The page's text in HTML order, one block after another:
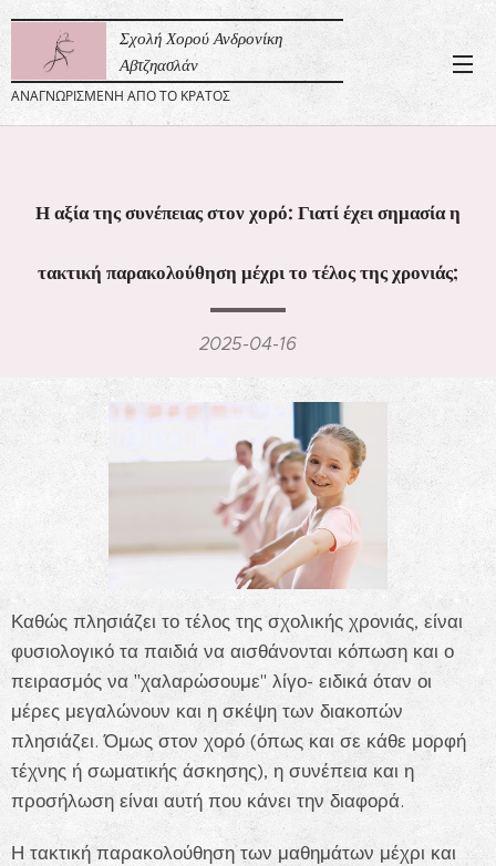
Σχολή Χορού Ανδρονίκη
Αβτζηασλάν
ΑΝΑΓΝΩΡΙΣΜΕΝΗ ΑΠΟ ΤΟ ΚΡΑΤΟΣ
Η αξία της συνέπειας στον χορό: Γιατί έχει σημασία η
τακτική παρακολούθηση μέχρι το τέλος της χρονιάς;
2025-04-16
Καθώς πλησιάζει το τέλος της σχολικής χρονιάς, είναι
φυσιολογικό τα παιδιά να αισθάνονται κόπωση και ο
πειρασμός να ¨"χαλαρώσουμε" λίγο- ειδικά όταν οι
μέρες μεγαλώνουν και η σκέψη των διακοπών
πλησιάζει. Όμως στον χορό (όπως και σε κάθε μορφή
τέχνης ή σωματικής άσκησης), η συνέπεια και η
προσήλωση είναι αυτή που κάνει την διαφορά.
Η τακτική παρακολούθηση των μαθημάτων μέχρι και